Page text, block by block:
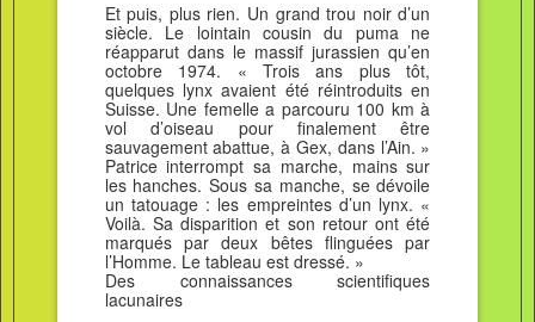
Et puis, plus rien. Un grand trou noir d’un
siècle. Le lointain cousin du puma ne
réapparut dans le massif jurassien qu’en
octobre 1974. « Trois ans plus tôt,
quelques lynx avaient été réintroduits en
Suisse. Une femelle a parcouru 100 km à
vol d’oiseau pour finalement être
sauvagement abattue, à Gex, dans l’Ain. »
Patrice interrompt sa marche, mains sur
les hanches. Sous sa manche, se dévoile
un tatouage : les empreintes d’un lynx. «
Voilà. Sa disparition et son retour ont été
marqués par deux bêtes flinguées par
l’Homme. Le tableau est dressé. »
Des connaissances scientifiques
lacunaires